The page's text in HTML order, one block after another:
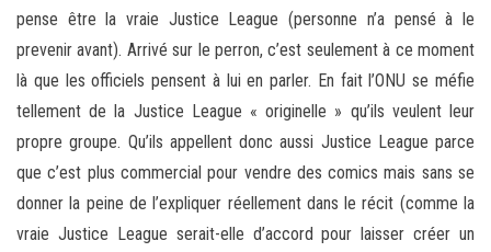
pense être la vraie Justice League (personne n’a pensé à le
prevenir avant). Arrivé sur le perron, c’est seulement à ce moment
là que les officiels pensent à lui en parler. En fait l’ONU se méfie
tellement de la Justice League « originelle » qu’ils veulent leur
propre groupe. Qu’ils appellent donc aussi Justice League parce
que c’est plus commercial pour vendre des comics mais sans se
donner la peine de l’expliquer réellement dans le récit (comme la
vraie Justice League serait-elle d’accord pour laisser créer un